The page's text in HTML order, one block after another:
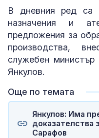
В дневния ред са
назначения и
предложения за
производства,
служебен
Янкулов.
Още по темата
Янкулов: Има
доказателства
Сарафов